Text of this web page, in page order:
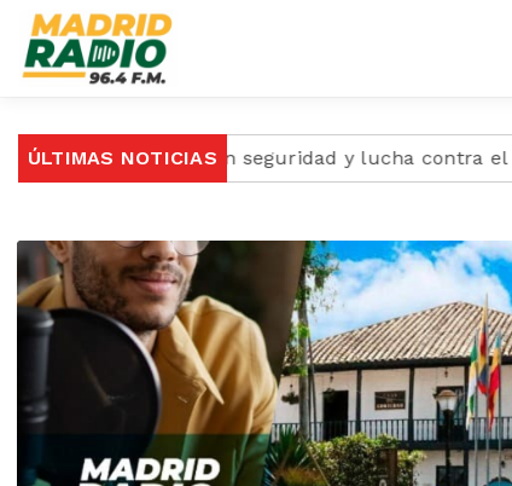
ÚLTIMAS NOTICIAS
centrada en seguridad y lucha contra el crimen